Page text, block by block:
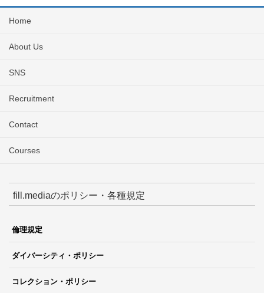
Home
About Us
SNS
Recruitment
Contact
Courses
fill.mediaのポリシー・各種規定
倫理規定
ダイバーシティ・ポリシー
コレクション・ポリシー